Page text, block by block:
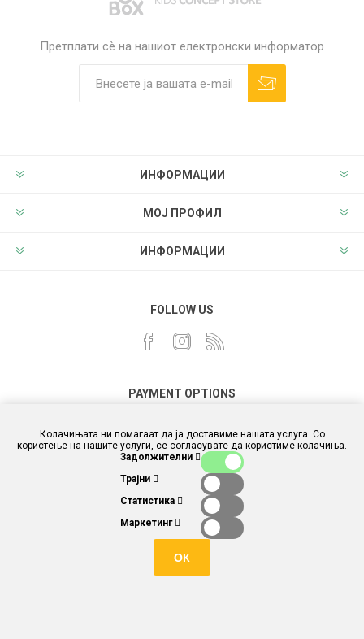
Претплати сè на нашиот електронски информатор
ИНФОРМАЦИИ
МОЈ ПРОФИЛ
ИНФОРМАЦИИ
FOLLOW US
PAYMENT OPTIONS
Колачињата ни помагаат да ја доставиме нашата услуга. Со
користење на нашите услуги, се согласувате да користиме колачиња.
Задолжителни
Трајни
Статистика
Маркетинг
ОК